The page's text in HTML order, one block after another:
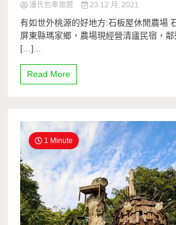
潘氏包車旅遊 23 12 月, 2021
有如世外桃源的好地方:石板屋休閒農場
屏東縣瑪家鄉，農場現經營清廬民宿，鄰
[…]...
Read More
1 Minute